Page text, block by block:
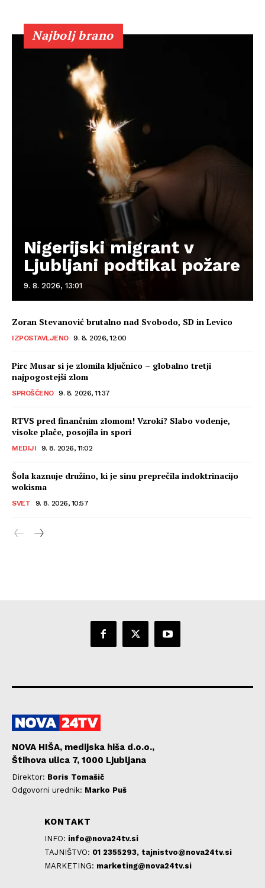
Najbolj brano
Nigerijski migrant v
Ljubljani podtikal požare
9. 8. 2026, 13:01
Zoran Stevanović brutalno nad Svobodo, SD in Levico
IZPOSTAVLJENO 9. 8. 2026, 12:00
Pirc Musar si je zlomila ključnico – globalno tretji
najpogostejši zlom
SPROŠČENO 9. 8. 2026, 11:37
RTVS pred finančnim zlomom! Vzroki? Slabo vodenje,
visoke plače, posojila in spori
MEDIJI 9. 8. 2026, 11:02
Šola kaznuje družino, ki je sinu preprečila indoktrinacijo
wokisma
SVET 9. 8. 2026, 10:57
NOVA HIŠA, medijska hiša d.o.o.,
Štihova ulica 7, 1000 Ljubljana
Direktor: Boris Tomašič
Odgovorni urednik: Marko Puš
KONTAKT
INFO: info@nova24tv.si
TAJNIŠTVO: 01 2355293, tajnistvo@nova24tv.si
MARKETING: marketing@nova24tv.si